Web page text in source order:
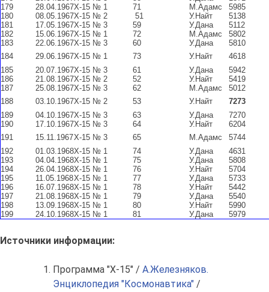
179
28.04.1967Х-15 № 1 71 М.Адамс
5985
180
08.05.1967Х-15 № 2 51 У.Найт
5138
181
17.05.1967Х-15 № 3 59 У.Дана
5112
182
15.06.1967Х-15 № 1 72 М.Адамс
5802
183
22.06.1967Х-15 № 3 60 У.Дана
5810
184
29.06.1967Х-15 № 1 73 У.Найт
4618
185
20.07.1967Х-15 № 3 61 У.Дана
5942
186
21.08.1967Х-15 № 2 52 У.Найт
5419
187
25.08.1967Х-15 № 3 62 М.Адамс
5012
188
03.10.1967Х-15 № 2 53 У.Найт
7273
189
04.10.1967Х-15 № 3 63 У.Дана
7270
190
17.10.1967Х-15 № 3 64 У.Найт
6204
191
15.11.1967Х-15 № 3 65 М.Адамс
5744
192
01.03.1968Х-15 № 1 74 У.Дана
4631
193
04.04.1968Х-15 № 1 75 У.Дана
5808
194
26.04.1968Х-15 № 1 76 У.Найт
5704
195
11.05.1968Х-15 № 1 77 У.Дана
5733
196
16.07.1968Х-15 № 1 78 У.Найт
5442
197
21.08.1968Х-15 № 1 79 У.Дана
5540
198
13.09.1968Х-15 № 1 80 У.Найт
5990
199
24.10.1968Х-15 № 1 81 У.Дана 5979
Источники информации:
Программа "X-15" / А.Железняков.
Энциклопедия "Космонавтика" /